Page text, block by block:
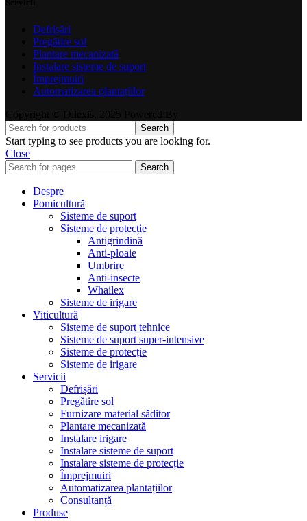
Defrișări
Pregătire sol
Plantare mecanizată
Instalare sisteme de suport
Împrejmuiri
Automatizarea plantațiilor
Search
Start typing to see products you are looking for.
Close
Search
Despre
Pomicultură
Sisteme de suport
Sisteme de protecție
Antigrindină
Anti-ploaie
Umbrire
Anti-insecte
Whailex
Sisteme de irigare
Viticultură
Sisteme de suport tehnice
Sisteme de suport super-intensive
Sisteme de protecție
Sisteme de irigare
Servicii
Defrișări
Pregătire sol
Furnizare material săditor
Plantare mecanizată
Instalare irigare
Instalare sisteme de suport
Instalare sisteme de protecție
Împrejmuiri
Automatizarea plantațiilor
Consultanță
Produse